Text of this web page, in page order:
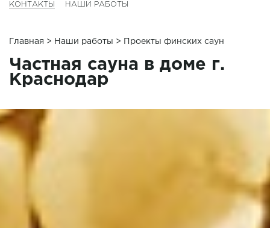
КОНТАКТЫ НАШИ РАБОТЫ
Главная > Наши работы > Проекты финских саун
Частная сауна в доме г.
Краснодар